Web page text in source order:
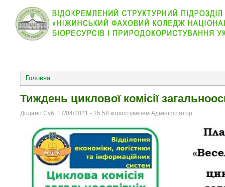
Головна
Тиждень циклової комісії
Додано Суб, 17/04/2021 - 15:58 користувачем Адміністратор